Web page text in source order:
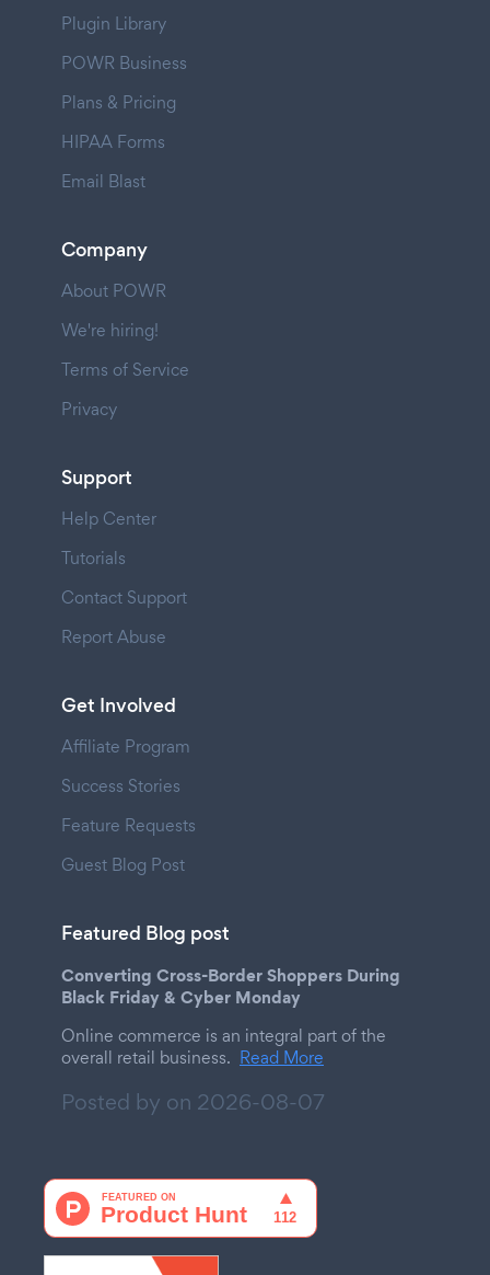
Plugin Library
POWR Business
Plans & Pricing
HIPAA Forms
Email Blast
Company
About POWR
We're hiring!
Terms of Service
Privacy
Support
Help Center
Tutorials
Contact Support
Report Abuse
Get Involved
Affiliate Program
Success Stories
Feature Requests
Guest Blog Post
Featured Blog post
Converting Cross-Border Shoppers During
Black Friday & Cyber Monday
Online commerce is an integral part of the
overall retail business. Read More
Posted by on 2026-08-07